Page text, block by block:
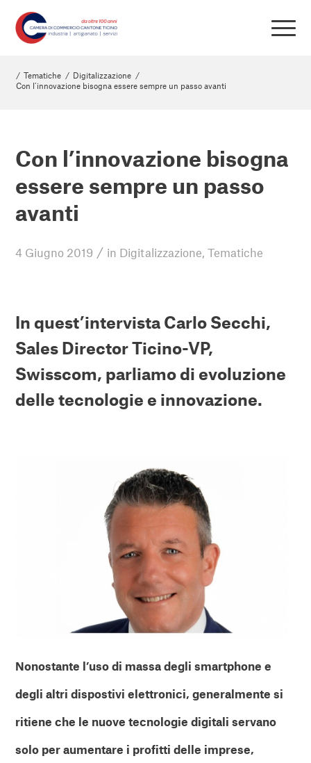
/ Tematiche / Digitalizzazione /
Con l’innovazione bisogna essere sempre un passo avanti
Con l’innovazione bisogna
essere sempre un passo
avanti
4 Giugno 2019 / in Digitalizzazione,Tematiche
In quest’intervista Carlo Secchi,
Sales Director Ticino-VP,
Swisscom, parliamo di evoluzione
delle tecnologie e innovazione.
Nonostante l’uso di massa degli smartphone e
degli altri dispostivi elettronici, generalmente si
ritiene che le nuove tecnologie digitali servano
solo per aumentare i profitti delle imprese,